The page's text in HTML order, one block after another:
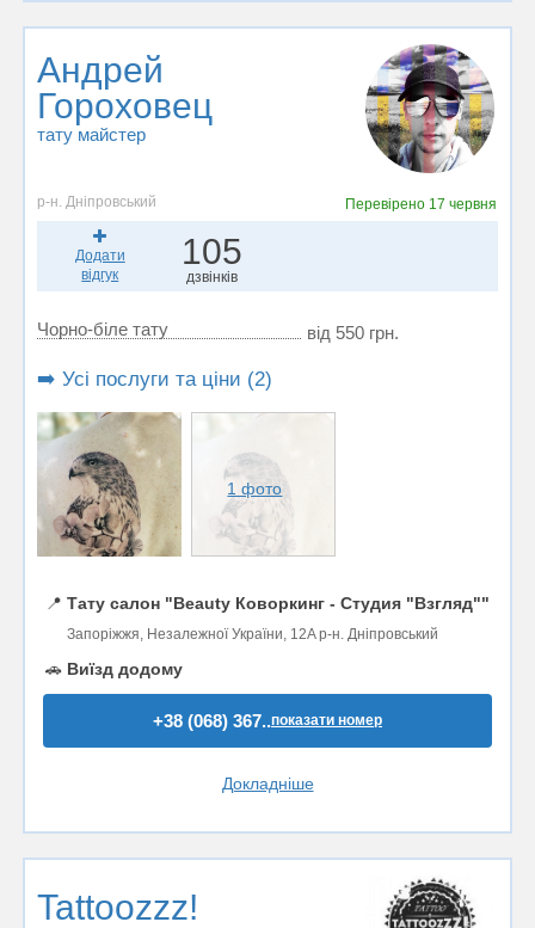
Андрей
Гороховец
тату майстер
р-н. Дніпровський Перевірено 17 червня
Додати
відгук
105
дзвінків
Чорно-біле тату від 550 грн.
➡️ Усі послуги та ціни (2)
1 фото
📍 Тату салон "Beauty Коворкинг - Студия "Взгляд""
Запоріжжя, Незалежної України, 12A р-н. Дніпровський
🚗 Виїзд додому
+38 (068) 367..показати номер
Докладніше
Tattoozzz!